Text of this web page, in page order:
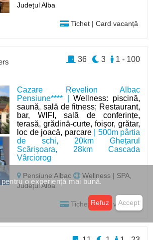
Județul Alba
Tichet | Card vacanță
Cazare Revelion Albac
Pensiune**** |Wellness: piscină,
saună, sală de fitness; Restaurant,
bar, WIFI, sală de conferințe,
terasă, grădină-curte, foișor, grătar,
loc de joacă, parcare| 500m pârtia
de schi, 20km Ghețarul
Scărișoara, 28km Cascada
Vârciorog
Pensiune Albac
Wellness | SPA,
Județul Alba
Tichet | Card vacanță
1 - 100
3
36
o experiență mai bună.
Refuz Accept